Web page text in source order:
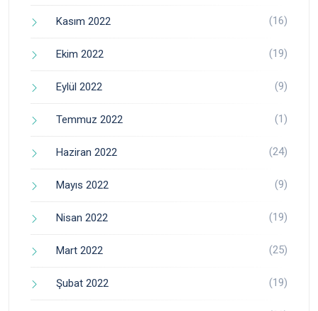
Kasım 2022 (16)
Ekim 2022 (19)
Eylül 2022 (9)
Temmuz 2022 (1)
Haziran 2022 (24)
Mayıs 2022 (9)
Nisan 2022 (19)
Mart 2022 (25)
Şubat 2022 (19)